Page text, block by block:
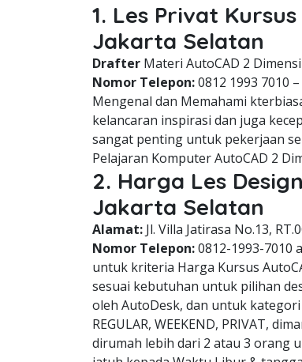
1. Les Privat
Jakarta Selatan
Drafter Materi AutoCAD 2 Dimensi
Nomor Telepon:0812 1993 7010
Mengenal dan Memahami
kelancaran inspirasi dan juga
sangat penting untuk pekerjaan
Pelajaran Komputer AutoCAD 2
2. Harga Les
Jakarta Selatan
Alamat: Jl. Villa Jatirasa No.13,
Nomor Telepon:0812-1993-7010
untuk kriteria Harga Kursus
sesuai kebutuhan untuk pilihan
oleh AutoDesk, dan untuk
REGULAR, WEEKEND, PRIVAT,
dirumah lebih dari 2 atau 3 orang